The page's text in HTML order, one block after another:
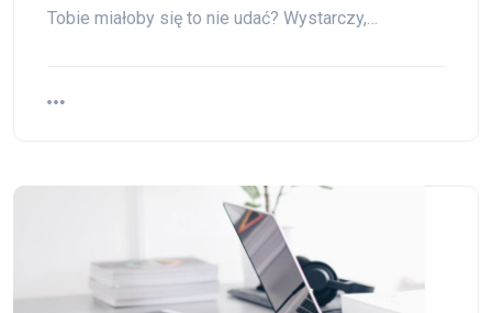
Tobie miałoby się to nie udać? Wystarczy,…